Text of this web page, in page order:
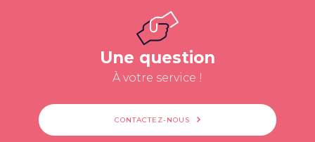
Une question
À votre service !
CONTACTEZ-NOUS